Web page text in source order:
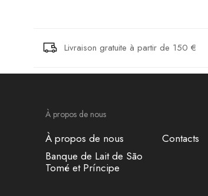
Livraison gratuite à partir de 150 €
À propos de nous
À propos de nous
Banque de Lait de São
Tomé et Príncipe
Contacts